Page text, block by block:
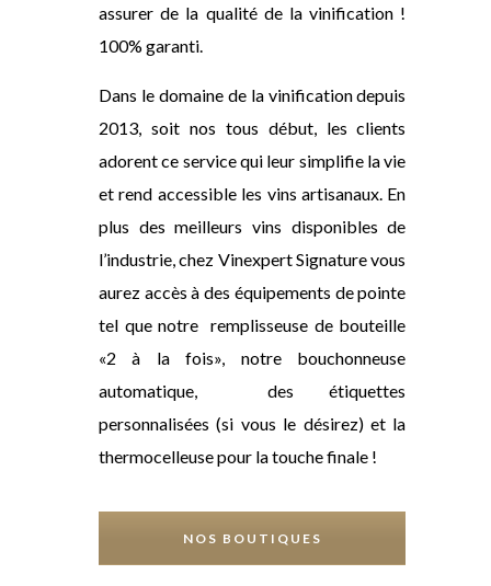
assurer de la qualité de la vinification !
100% garanti.
Dans le domaine de la vinification depuis
2013, soit nos tous début, les clients
adorent ce service qui leur simplifie la vie
et rend accessible les vins artisanaux. En
plus des meilleurs vins disponibles de
l’industrie, chez Vinexpert Signature vous
aurez accès à des équipements de pointe
tel que notre remplisseuse de bouteille
«2 à la fois», notre bouchonneuse
automatique, des étiquettes
personnalisées (si vous le désirez) et la
thermocelleuse pour la touche finale !
NOS BOUTIQUES